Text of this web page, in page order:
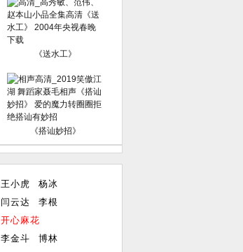
《送水工》
《搭讪妙招》
王小虎
杨冰
闫云达
李根
开心麻花
李金斗
博林